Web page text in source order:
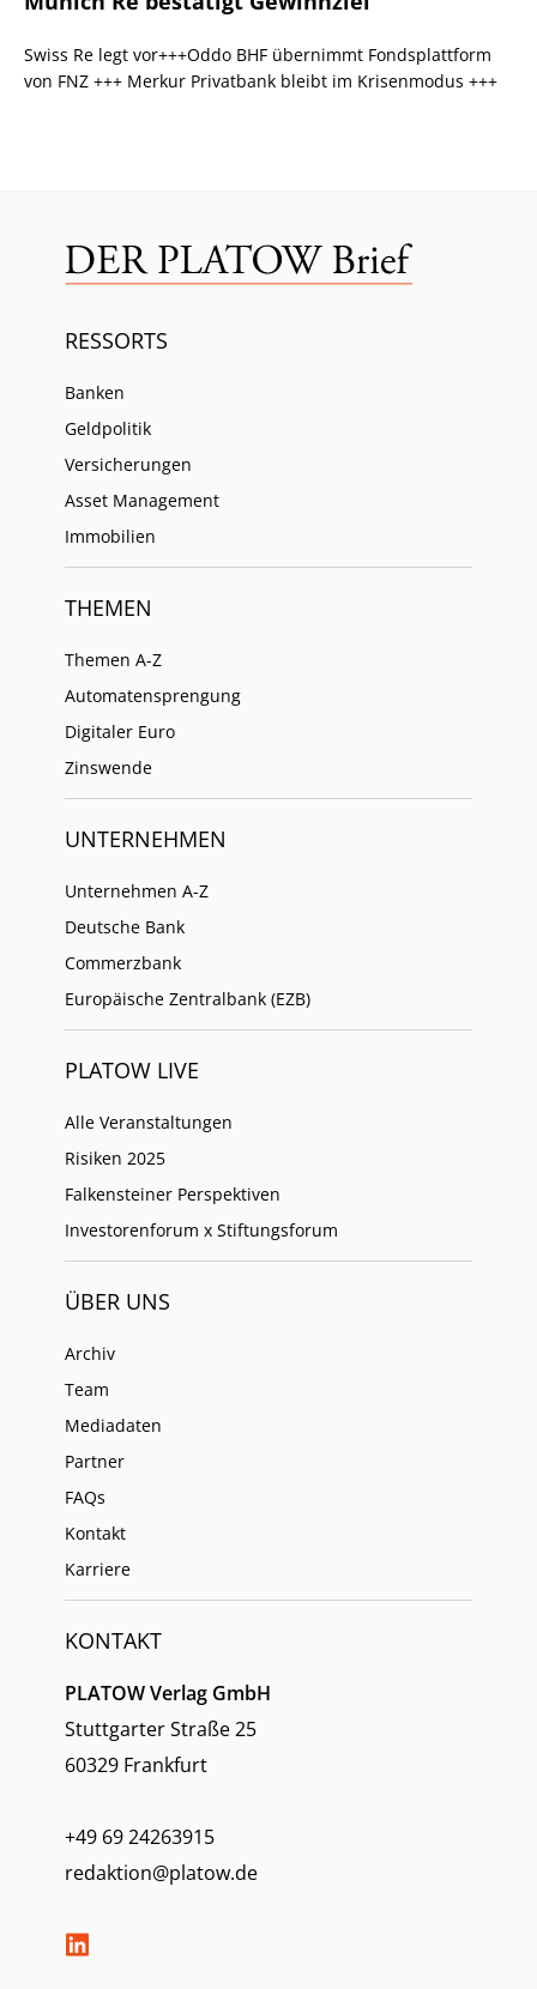
Swiss Re legt vor+++Oddo BHF übernimmt Fondsplattform
von FNZ +++ Merkur Privatbank bleibt im Krisenmodus +++
RESSORTS
Banken
Geldpolitik
Versicherungen
Asset Management
Immobilien
THEMEN
Themen A-Z
Automatensprengung
Digitaler Euro
Zinswende
UNTERNEHMEN
Unternehmen A-Z
Deutsche Bank
Commerzbank
Europäische Zentralbank (EZB)
PLATOW LIVE
Alle Veranstaltungen
Risiken 2025
Falkensteiner Perspektiven
Investorenforum x Stiftungsforum
ÜBER UNS
Archiv
Team
Mediadaten
Partner
FAQs
Kontakt
Karriere
KONTAKT
PLATOW Verlag GmbH
Stuttgarter Straße 25
60329 Frankfurt
+49 69 24263915
redaktion@platow.de